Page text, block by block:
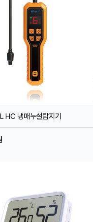
HC 냉매누설탐지기